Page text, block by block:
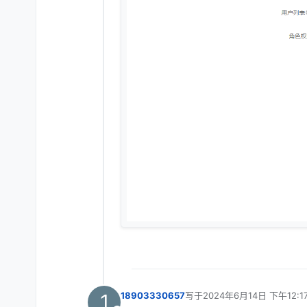
1 18903330657写于2024年6月14日 下午
最后由 编辑